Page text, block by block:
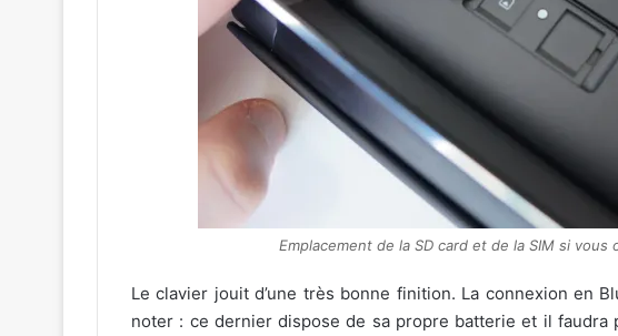
Emplacement de la SD card et de la SIM si vous
Le clavier jouit d’une très bonne finition. La connexion en
noter : ce dernier dispose de sa propre batterie et il faudra